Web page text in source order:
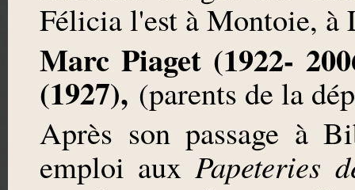
Félicia l'est à Montoie, à
Marc Piaget (1922-
(1927), (parents de la
Après son passage à
emploi auxPapeteries